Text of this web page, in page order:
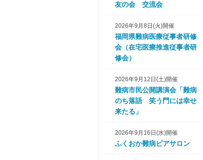
友の会 交流会
2026年9月8日(火)開催
福岡県難病医療従事者研修
会（在宅医療推進従事者研
修会）
2026年9月12日(土)開催
難病市民公開講演会「難病
のち落語 笑う門には幸せ
来たる」
2026年9月16日(水)開催
ふくおか難病ピアサロン